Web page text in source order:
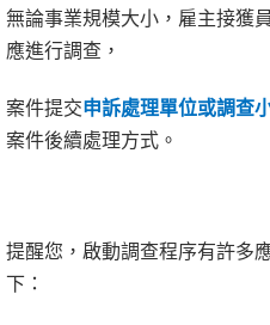
無論事業規模大小，雇主接獲
應進行調查，
案件提交申訴處理單位或調查
案件後續處理方式。
提醒您，啟動調查程序有許多
下：